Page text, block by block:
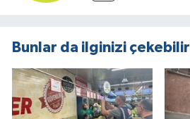
Bunlar da ilginizi çekebilir